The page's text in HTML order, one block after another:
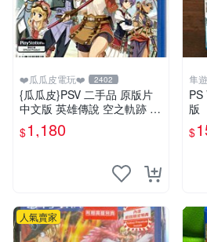
❤️瓜瓜皮電玩❤️ 2402
{瓜瓜皮}PSV 二手品 原版片
中文版 英雄傳說 空之軌跡 F
C Evolution(遊戲都有回收)
$1,180
隼
PS
版
$
人氣賣家